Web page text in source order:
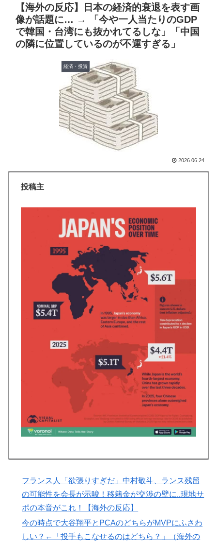
てくれているぞ！アメリカの良さを再発見できる！」
▶ 日本人「敷地内に勝手に停めた車がバチバチにブロック
されててウケた」→結末がめっちゃおもろいｗｗｗ【タ
イ人の反応】
日本旅行キャンセルすべきか…1万年ぶり史上最大級の
火山の兆し＝韓国の反応
韓国人「猛暑で〇〇も疲れ果てた…〇〇の個体数が急
外国人「2002年W杯は?」韓国サッカーに衝撃的不祥
事！W杯予選でレフリーへの不適切接待発覚！海外騒
海外の反応：熊本の病院で手術中に熊本地震が発生、大
揺れの中でも患者を守った医師たちの対応ぶりに海外大
絶賛
海外「まるでトランプ」FIFAがW杯開催都市と結んだ約
束を守らないことに海外大騒ぎ！（海外の反応）
海外「お前らの国に他愛のない対立ってある？」日本
「エスカレーターの立つ位置」
海外の反応：鈴木誠也が豪快な弾丸19号HRと好守備で
大谷ドジャース撃破に貢献「トレードされなくて良かっ
た」とカブスファン絶賛
韓国人「残酷だった日帝強占期前後の写真を見てみよ
【伝説の100得点、いまだ都市伝説扱い】海外「バムの
83点でようやく信じた」
海外「StumbleUponが恋しいんじゃない、あの頃のネッ
トが面白すぎたんだ」1995〜2010年の消えたサイトの
話
【海外の反応】韓国が日本による竹島の領有権主張に対
な」「他のことから国民の目をそらせるからお互いの政
▶ 移民ベトナム女達の宅飲み、レベチｗｗｗｗｗｗｗｗｗ
ｗｗｗｗｗｗｗｗｗｗｗｗｗｗｗ
【MLB】村上宗隆とルイス・アラエスの指標が完全に真
逆 → 「予想通りの結果」「この2人は合体してくれ」
【海外の反応】日本の経済的衰退を表す画
像が話題に… → 「今や一人当たりのGDP
で韓国・台湾にも抜かれてるしな」「中国
の隣に位置しているのが不運すぎる」
経済・投資
2026.06.24
投稿主
フランス人「欲張りすぎだ」中村敬斗、ランス残留
の可能性を会長が示唆！移籍金が交渉の壁に..現地サ
ポの本音がこれ！【海外の反応】
今の時点で大谷翔平とPCAのどちらがMVPにふさわ
しい？←「投手もこなせるのはどちら？」（海外の